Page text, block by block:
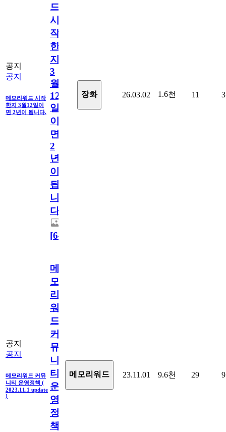
공지
공지
메모리워드 시작
한지 3월12일이
면 2년이 됩니다.
드
시
작
한
지
3
월
12
일
이
면
2
년
이
됩
니
다.
[64
장화 26.03.02 1.6천 11 3
공지
공지
메모리워드 커뮤
니티 운영정책 (
2023.11.1 update
)
메
모
리
워
드
커
뮤
니
티
운
영
정
책
메모리워드 23.11.01 9.6천 29 9